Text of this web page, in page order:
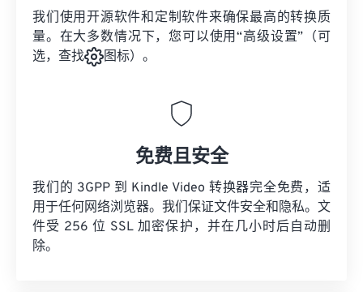
我们使用开源软件和定制软件来确保最高的转换质
量。在大多数情况下，您可以使用“高级设置”（可
选，查找
图标）。
免费且安全
我们的 3GPP 到 Kindle Video 转换器完全免费，适
用于任何网络浏览器。我们保证文件安全和隐私。文
件受 256 位 SSL 加密保护，并在几小时后自动删
除。